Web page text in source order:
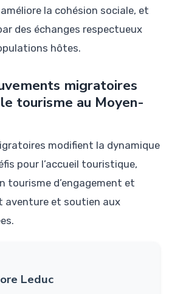
la cohésion sociale, et
des échanges respectueux
hôtes.
migratoires
tourisme au Moyen-
modifient la dynamique
pour l’accueil touristique,
d’engagement et
aventure et soutien aux
Leduc